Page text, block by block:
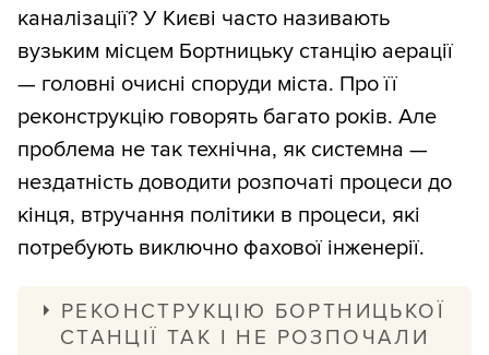
каналізації? У Києві часто називають
вузьким місцем Бортницьку станцію аерації
— головні очисні споруди міста. Про її
реконструкцію говорять багато років. Але
проблема не так технічна, як системна —
нездатність доводити розпочаті процеси до
кінця, втручання політики в процеси, які
потребують виключно фахової інженерії.
РЕКОНСТРУКЦІЮ БОРТНИЦЬКОЇ
СТАНЦІЇ ТАК І НЕ РОЗПОЧАЛИ